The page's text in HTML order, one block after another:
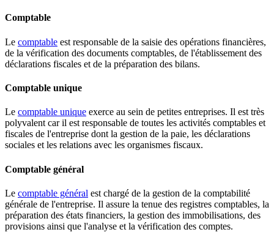
Comptable
Le comptable est responsable de la saisie des opérations financières,
de la vérification des documents comptables, de l'établissement des
déclarations fiscales et de la préparation des bilans.
Comptable unique
Le comptable unique exerce au sein de petites entreprises. Il est très
polyvalent car il est responsable de toutes les activités comptables et
fiscales de l'entreprise dont la gestion de la paie, les déclarations
sociales et les relations avec les organismes fiscaux.
Comptable général
Le comptable général est chargé de la gestion de la comptabilité
générale de l'entreprise. Il assure la tenue des registres comptables, la
préparation des états financiers, la gestion des immobilisations, des
provisions ainsi que l'analyse et la vérification des comptes.